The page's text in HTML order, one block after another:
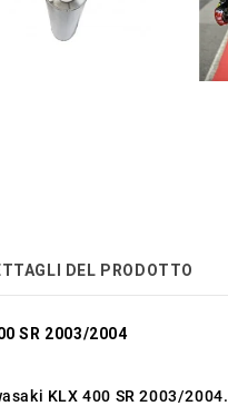
DEL PRODOTTO
SR 2003/2004
KLX 400 SR 2003/2004.